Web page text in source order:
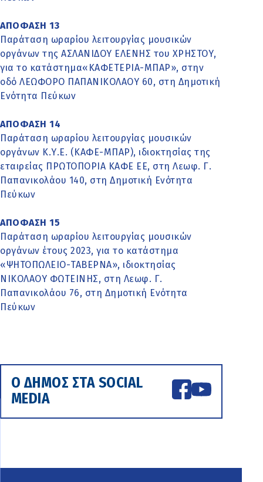
ΑΠΟΦΑΣΗ 13
Παράταση ωραρίου λειτουργίας μουσικών
οργάνων της ΑΣΛΑΝΙΔΟΥ ΕΛΕΝΗΣ του ΧΡΗΣΤΟΥ,
για το κατάστημα«ΚΑΦΕΤΕΡΙΑ-ΜΠΑΡ», στην
οδό ΛΕΩΦΟΡΟ ΠΑΠΑΝΙΚΟΛΑΟΥ 60, στη Δημοτική
Ενότητα Πεύκων
ΑΠΟΦΑΣΗ 14
Παράταση ωραρίου λειτουργίας μουσικών
οργάνων Κ.Υ.Ε. (ΚΑΦΕ-ΜΠΑΡ), ιδιοκτησίας της
εταιρείας ΠΡΩΤΟΠΟΡΙΑ ΚΑΦΕ ΕΕ, στη Λεωφ. Γ.
Παπανικολάου 140, στη Δημοτική Ενότητα
Πεύκων
ΑΠΟΦΑΣΗ 15
Παράταση ωραρίου λειτουργίας μουσικών
οργάνων έτους 2023, για το κατάστημα
«ΨΗΤΟΠΩΛΕΙΟ-ΤΑΒΕΡΝΑ», ιδιοκτησίας
ΝΙΚΟΛΑΟΥ ΦΩΤΕΙΝΗΣ, στη Λεωφ. Γ.
Παπανικολάου 76, στη Δημοτική Ενότητα
Πεύκων
Ο ΔΗΜΟΣ ΣΤΑ SOCIAL
MEDIA